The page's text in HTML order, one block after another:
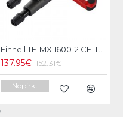
Einhell TE-MX 1600-2 CE-TWIN Mikseris
137.95€ 152.31€
Nopirkt